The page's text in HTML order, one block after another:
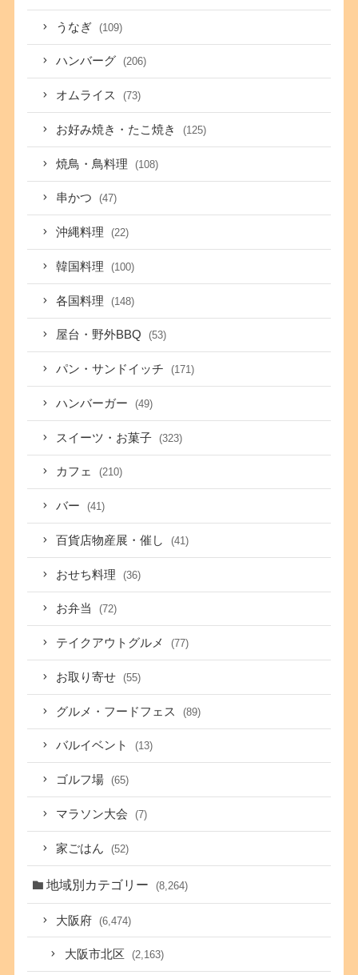
うなぎ (109)
ハンバーグ (206)
オムライス (73)
お好み焼き・たこ焼き (125)
焼鳥・鳥料理 (108)
串かつ (47)
沖縄料理 (22)
韓国料理 (100)
各国料理 (148)
屋台・野外BBQ (53)
パン・サンドイッチ (171)
ハンバーガー (49)
スイーツ・お菓子 (323)
カフェ (210)
バー (41)
百貨店物産展・催し (41)
おせち料理 (36)
お弁当 (72)
テイクアウトグルメ (77)
お取り寄せ (55)
グルメ・フードフェス (89)
バルイベント (13)
ゴルフ場 (65)
マラソン大会 (7)
家ごはん (52)
地域別カテゴリー (8,264)
大阪府 (6,474)
大阪市北区 (2,163)